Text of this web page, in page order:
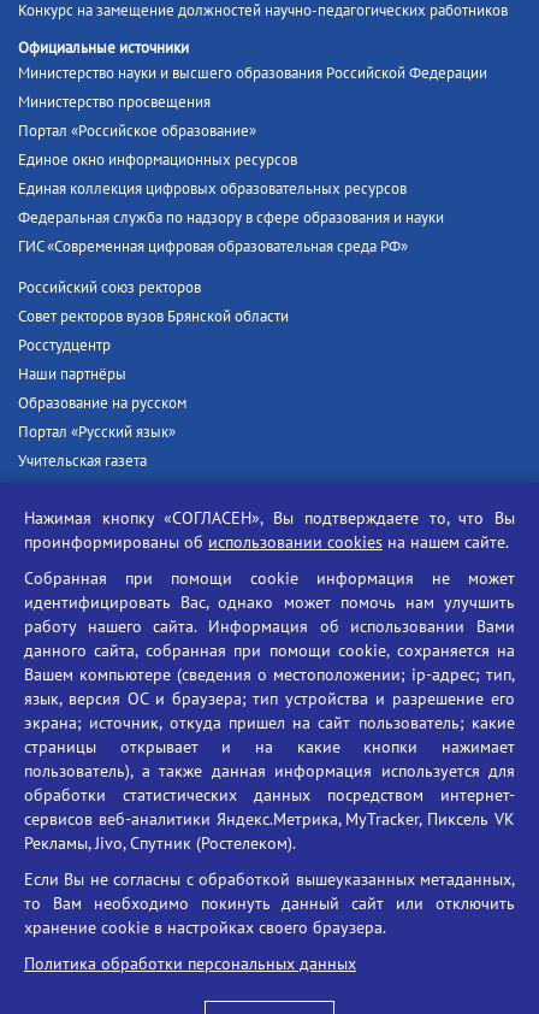
Конкурс на замещение должностей научно-педагогических работников
Официальные источники
Министерство науки и высшего образования Российской Федерации
Министерство просвещения
Портал «Российское образование»
Единое окно информационных ресурсов
Единая коллекция цифровых образовательных ресурсов
Федеральная служба по надзору в сфере образования и науки
ГИС «Современная цифровая образовательная среда РФ»
Российский союз ректоров
Совет ректоров вузов Брянской области
Росстудцентр
Наши партнёры
Образование на русском
Портал «Русский язык»
Учительская газета
Единый портал государственных услуг
Противодействие угрозам информационной безопасности
Социальные ролики - Генеральная прокуратура РФ
Противодействие коррупции
БГУ против наркотиков
Брянский государственный университет
имени академика И.Г. Петровского
Время работы: пн-пт 09:00-18:00
Телефон: +7(4832)58-90-85
Нажимая кнопку «СОГЛАСЕН», Вы подтверждаете то, что Вы
проинформированы об использовании cookies на нашем сайте.
Собранная при помощи cookie информация не может
идентифицировать Вас, однако может помочь нам улучшить
работу нашего сайта. Информация об использовании Вами
данного сайта, собранная при помощи cookie, сохраняется на
Вашем компьютере (сведения о местоположении; ip-адрес; тип,
язык, версия ОС и браузера; тип устройства и разрешение его
экрана; источник, откуда пришел на сайт пользователь; какие
страницы открывает и на какие кнопки нажимает
пользователь), а также данная информация используется для
обработки статистических данных посредством интернет-
сервисов веб-аналитики Яндекс.Метрика, MyTracker, Пиксель VK
Рекламы, Jivo, Спутник (Ростелеком).
Если Вы не согласны с обработкой вышеуказанных метаданных,
то Вам необходимо покинуть данный сайт или отключить
хранение cookie в настройках своего браузера.
Политика обработки персональных данных